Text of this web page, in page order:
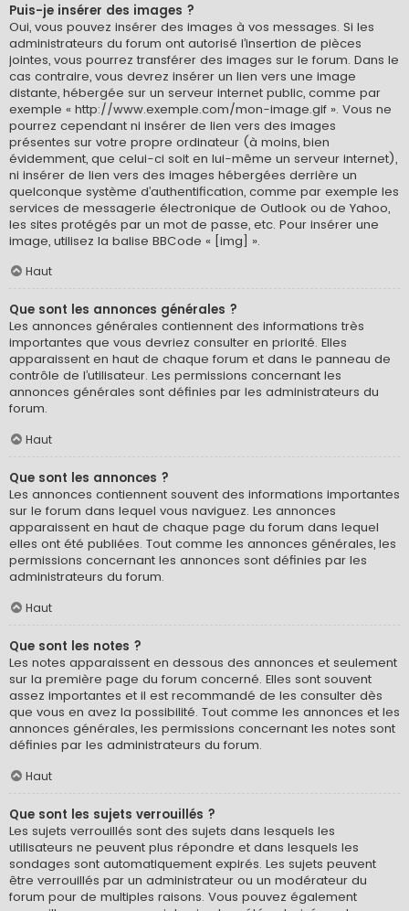
Puis-je insérer des images ?
Oui, vous pouvez insérer des images à vos messages. Si les
administrateurs du forum ont autorisé l’insertion de pièces
jointes, vous pourrez transférer des images sur le forum. Dans le
cas contraire, vous devrez insérer un lien vers une image
distante, hébergée sur un serveur internet public, comme par
exemple « http://www.exemple.com/mon-image.gif ». Vous ne
pourrez cependant ni insérer de lien vers des images
présentes sur votre propre ordinateur (à moins, bien
évidemment, que celui-ci soit en lui-même un serveur internet),
ni insérer de lien vers des images hébergées derrière un
quelconque système d’authentification, comme par exemple les
services de messagerie électronique de Outlook ou de Yahoo,
les sites protégés par un mot de passe, etc. Pour insérer une
image, utilisez la balise BBCode « [img] ».
Haut
Que sont les annonces générales ?
Les annonces générales contiennent des informations très
importantes que vous devriez consulter en priorité. Elles
apparaissent en haut de chaque forum et dans le panneau de
contrôle de l’utilisateur. Les permissions concernant les
annonces générales sont définies par les administrateurs du
forum.
Haut
Que sont les annonces ?
Les annonces contiennent souvent des informations importantes
sur le forum dans lequel vous naviguez. Les annonces
apparaissent en haut de chaque page du forum dans lequel
elles ont été publiées. Tout comme les annonces générales, les
permissions concernant les annonces sont définies par les
administrateurs du forum.
Haut
Que sont les notes ?
Les notes apparaissent en dessous des annonces et seulement
sur la première page du forum concerné. Elles sont souvent
assez importantes et il est recommandé de les consulter dès
que vous en avez la possibilité. Tout comme les annonces et les
annonces générales, les permissions concernant les notes sont
définies par les administrateurs du forum.
Haut
Que sont les sujets verrouillés ?
Les sujets verrouillés sont des sujets dans lesquels les
utilisateurs ne peuvent plus répondre et dans lesquels les
sondages sont automatiquement expirés. Les sujets peuvent
être verrouillés par un administrateur ou un modérateur du
forum pour de multiples raisons. Vous pouvez également